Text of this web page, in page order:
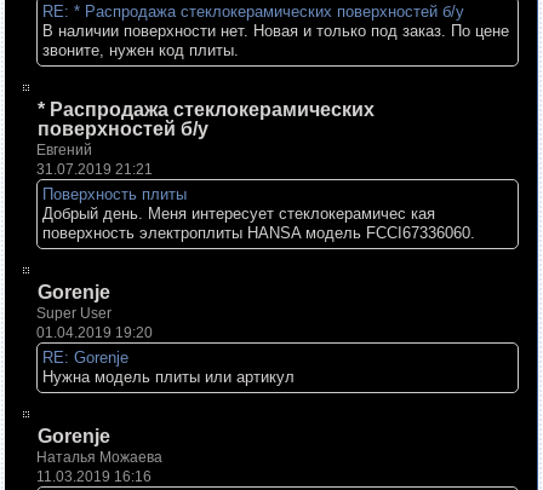
RE: * Распродажа стеклокерамических поверхностей б/у
В наличии поверхности нет. Новая и только под заказ. По цене
звоните, нужен код плиты.
* Распродажа стеклокерамических
поверхностей б/у
Евгений
31.07.2019 21:21
Поверхность плиты
Добрый день. Меня интересует стеклокерамичес кая
поверхность электроплиты HANSA модель FCCI67336060.
Gorenje
Super User
01.04.2019 19:20
RE: Gorenje
Нужна модель плиты или артикул
Gorenje
Наталья Можаева
11.03.2019 16:16